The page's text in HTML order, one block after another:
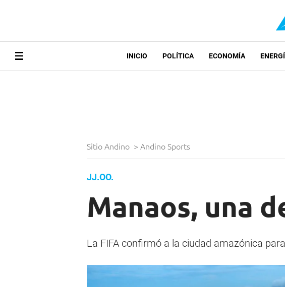
INICIO POLÍTICA ECONOMÍA
Sitio Andino > Andino Sports
JJ.OO.
Manaos, una
La FIFA confirmó a la ciudad amazónica